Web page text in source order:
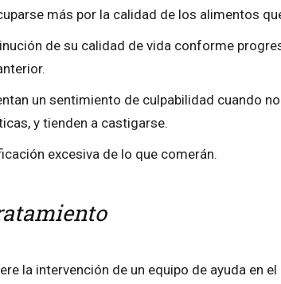
más por la calidad de los alimentos
de su calidad de vida conforme
un sentimiento de culpabilidad cuando
y tienden a castigarse.
excesiva de lo que comerán.
la intervención de un equipo de ayuda en